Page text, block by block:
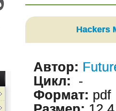
Hackers
Автор:
Цикл: -
Формат: pdf